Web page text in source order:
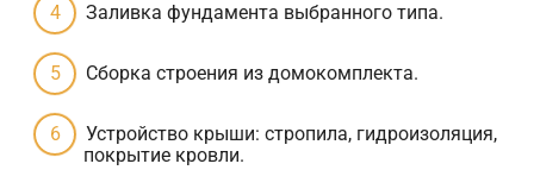
Заливка фундамента выбранного типа.
Сборка строения из домокомплекта.
Устройство крыши: стропила, гидроизоляция,
покрытие кровли.